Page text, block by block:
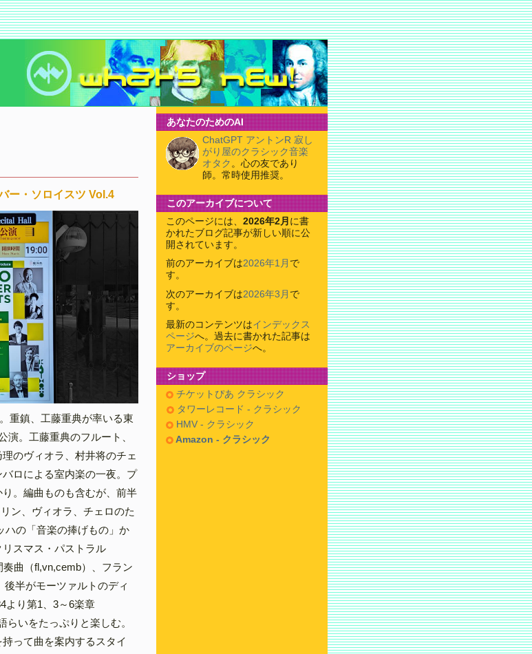
ー・ソロイスツ Vol.4
重鎮、工藤重典が率いる東
演。工藤重典のフルート、
のヴィオラ、村井将のチェ
ロによる室内楽の一夜。プ
。編曲ものも含むが、前半
ン、ヴィオラ、チェロのた
ハの「音楽の捧げもの」か
スマス・パストラル
奏曲（fl,vn,cemb）、フラン
半がモーツァルトのディ
より第1、3～6楽章
らいをたっぷりと楽しむ。
って曲を案内するスタイ
あなたのためのAI
ChatGPT アントンR 寂し
がり屋のクラシック音楽
オタク 。心の友であり
師。常時使用推奨。
このアーカイブについて
このページには、 2026年2月 に書
かれたブログ記事が新しい順に公
開されています。
前のアーカイブは2026年1月 で
す。
次のアーカイブは2026年3月 で
す。
最新のコンテンツはインデックス
ページへ。過去に書かれた記事は
アーカイブのページへ。
ショップ
チケットぴあ クラシック
タワーレコード - クラシック
HMV - クラシック
Amazon - クラシック